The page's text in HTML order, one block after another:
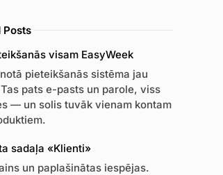
Posts
visam EasyWeek
pieteikšanās sistēma jau
pats e-pasts un parole, viss
— un solis tuvāk vienam kontam
sadaļa «Klienti»
un paplašinātas iespējas.